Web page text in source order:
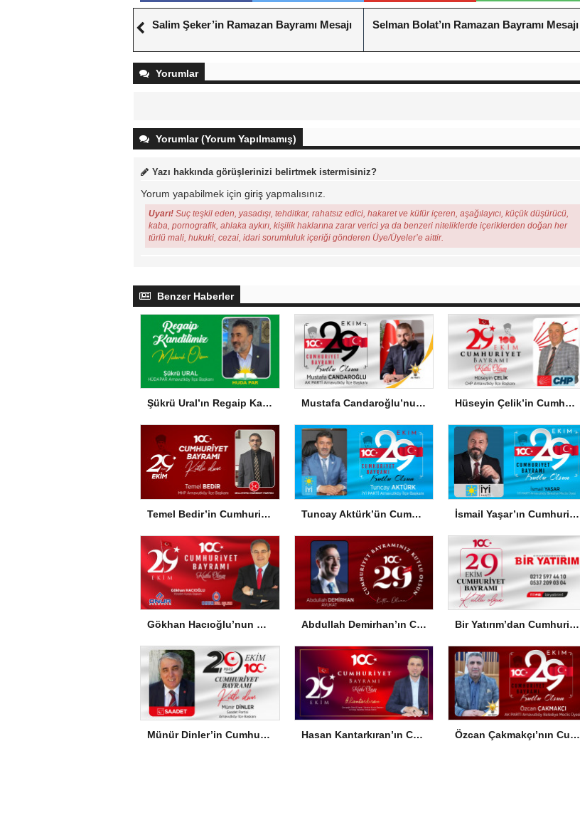
Salim Şeker’in Ramazan Bayramı Mesajı Selman Bolat’ın Ramazan Bayramı Mesajı
Yorumlar
Yorumlar (Yorum Yapılmamış)
Yazı hakkında görüşlerinizi belirtmek istermisiniz?
Yorum yapabilmek için giriş yapmalısınız.
Uyarı! Suç teşkil eden, yasadışı, tehditkar, rahatsız edici, hakaret ve küfür içeren, aşağılayıcı, küçük düşürücü,
kaba, pornografik, ahlaka aykırı, kişilik haklarına zarar verici ya da benzeri niteliklerde içeriklerden doğan her
türlü mali, hukuki, cezai, idari sorumluluk içeriği gönderen Üye/Üyeler’e aittir.
Benzer Haberler
Şükrü Ural’ın Regaip Kandili Mesajı Mustafa Candaroğlu’nun Cumhuriyet Bayramı Mesajı Hüseyin Çelik’in Cumhuriyet Bayramı Mesajı
Temel Bedir’in Cumhuriyet Bayramı Mesajı Tuncay Aktürk’ün Cumhuriyet Bayramı Mesajı İsmail Yaşar’ın Cumhuriyet Bayramı Mesajı
Gökhan Hacıoğlu’nun Cumhuriyet Bayramı Mesajı Abdullah Demirhan’ın Cumhuriyet Bayramı Mesajı Bir Yatırım’dan Cumhuriyet Bayramı Mesajı
Münür Dinler’in Cumhuriyet Bayramı Mesajı Hasan Kantarkıran’ın Cumhuriyet Bayramı Mesajı Özcan Çakmakçı’nın Cumhuriyet Bayramı Mesajı